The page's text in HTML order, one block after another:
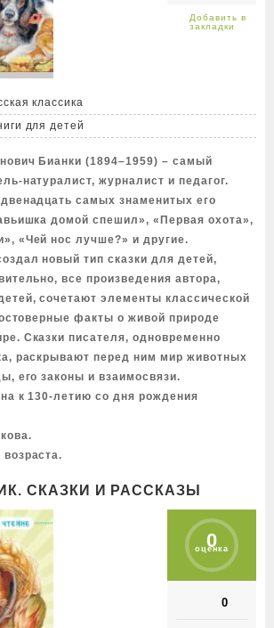
классика
для детей
Бианки (1894–1959) – самый
натуралист, журналист и педагог.
самых знаменитых его
домой спешил», «Первая охота»,
«Чей нос лучше?» и другие.
новый тип сказки для детей,
все произведения автора,
сочетают элементы классической
факты о живой природе
Сказки писателя, одновременно
раскрывают перед ним мир животных
его законы и взаимосвязи.
к 130-летию со дня рождения
СКАЗКИ И РАССКАЗЫ
0
оценка
0